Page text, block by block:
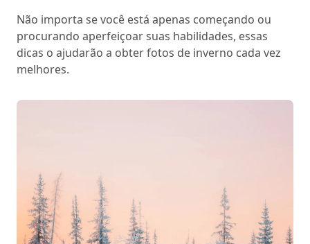
Não importa se você está apenas começando ou
procurando aperfeiçoar suas habilidades, essas
dicas o ajudarão a obter fotos de inverno cada vez
melhores.